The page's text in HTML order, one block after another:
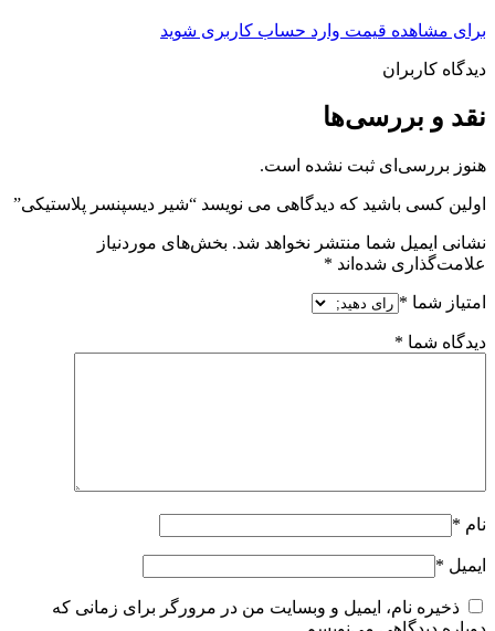
برای مشاهده قیمت وارد حساب کاربری شوید
دیدگاه کاربران
نقد و بررسی‌ها
هنوز بررسی‌ای ثبت نشده است.
اولین کسی باشید که دیدگاهی می نویسد “شیر دیسپنسر پلاستیکی”
نشانی ایمیل شما منتشر نخواهد شد. بخش‌های موردنیاز
علامت‌گذاری شده‌اند *
امتیاز شما *
دیدگاه شما *
نام *
ایمیل *
ذخیره نام، ایمیل و وبسایت من در مرورگر برای زمانی که